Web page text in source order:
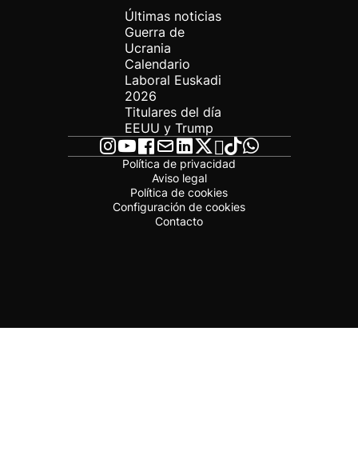
Últimas noticias
Guerra de
Ucrania
Calendario
Laboral Euskadi
2026
Titulares del día
EEUU y Trump
Política de privacidad
Aviso legal
Política de cookies
Configuración de cookies
Contacto